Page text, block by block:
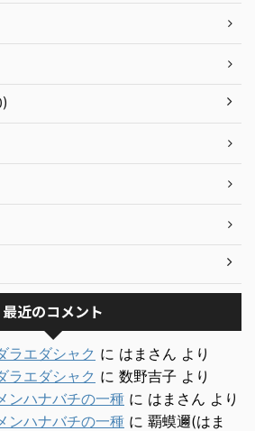
最近のコメント
ラエダシャク に はまさん より
ラエダシャク に 数野吉子 より
ンハナバチの一種 に はまさん より
ンハナバチの一種 に 覇蟆邇(はま